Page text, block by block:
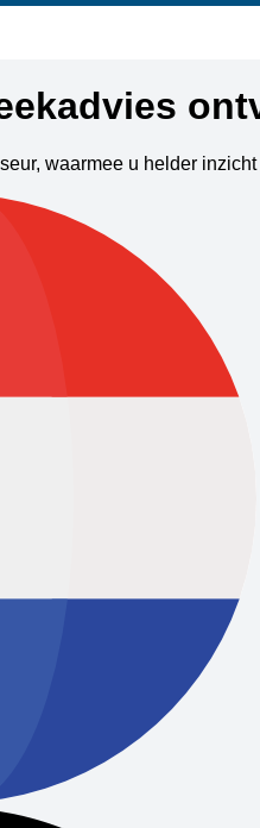
waarmee u helder